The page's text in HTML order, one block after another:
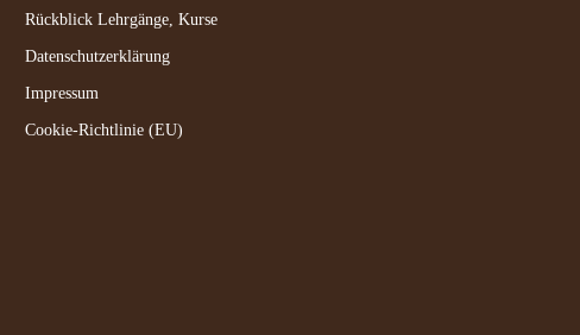
Rückblick Lehrgänge, Kurse
Datenschutzerklärung
Impressum
Cookie-Richtlinie (EU)